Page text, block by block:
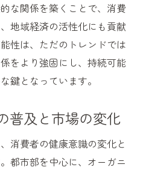
な関係を築くことで、消費
地域経済の活性化にも貢献
性は、ただのトレンドでは
をより強固にし、持続可能
鍵となっています。
普及と市場の変化
消費者の健康意識の変化と
都市部を中心に、オーガニ